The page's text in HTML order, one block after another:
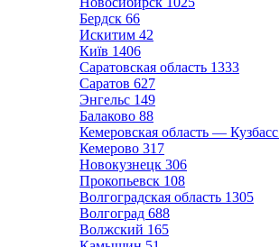
Бердск 66
Искитим 42
Київ 1406
Саратовская область 1333
Саратов 627
Энгельс 149
Балаково 88
Кемеровская область — Кузбасс
Кемерово 317
Новокузнецк 306
Прокопьевск 108
Волгоградская область 1305
Волгоград 688
Волжский 165